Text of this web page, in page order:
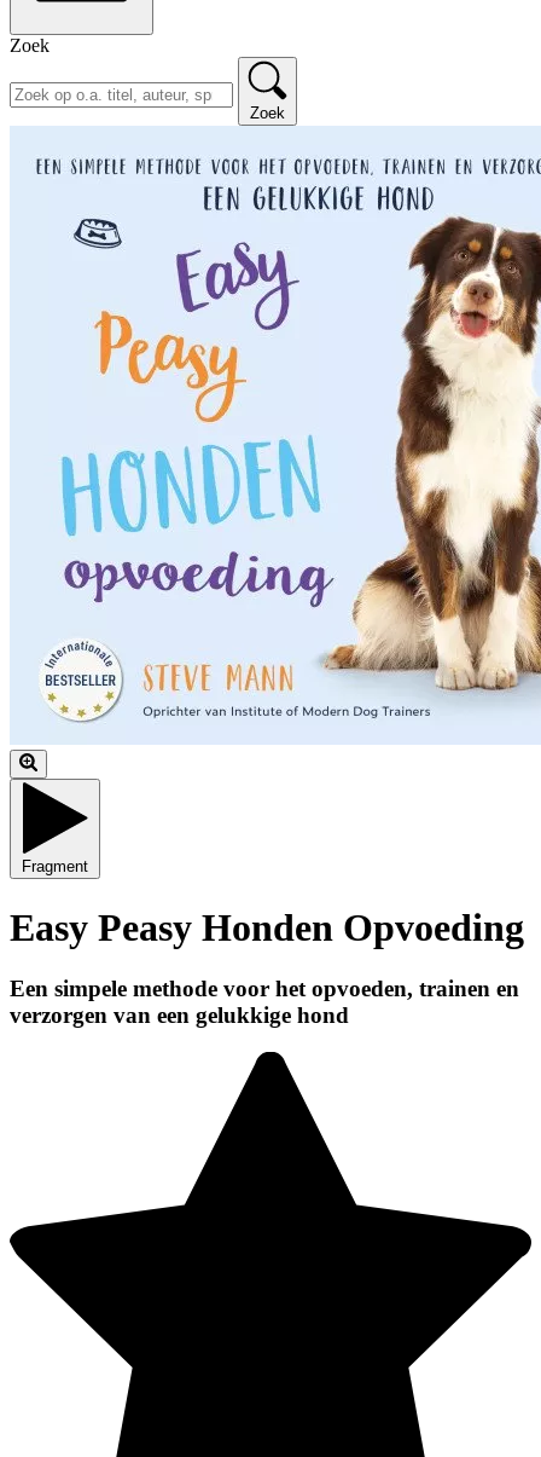
Zoek
Zoek
Fragment
Easy Peasy Honden Opvoeding
Een simpele methode voor het opvoeden, trainen en
verzorgen van een gelukkige hond